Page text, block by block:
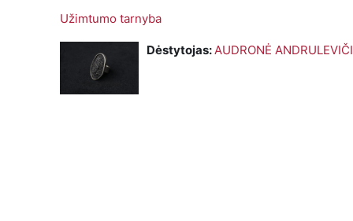
Užimtumo tarnyba
Dėstytojas:AUDRONĖ